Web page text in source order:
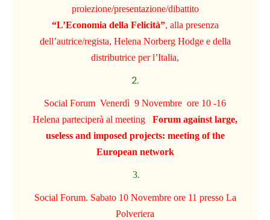
proiezione/presentazione/dibattito
“L’Economia della Felicità”, alla presenza
dell’autrice/regista, Helena Norberg Hodge e della
distributrice per l’Italia,
2.
Social Forum Venerdì 9 Novembre ore 10 -16
Helena parteciperà al meeting Forum against large,
useless and imposed projects: meeting of the
European network
3.
Social Forum. Sabato 10 Novembre ore 11 presso La
Polveriera